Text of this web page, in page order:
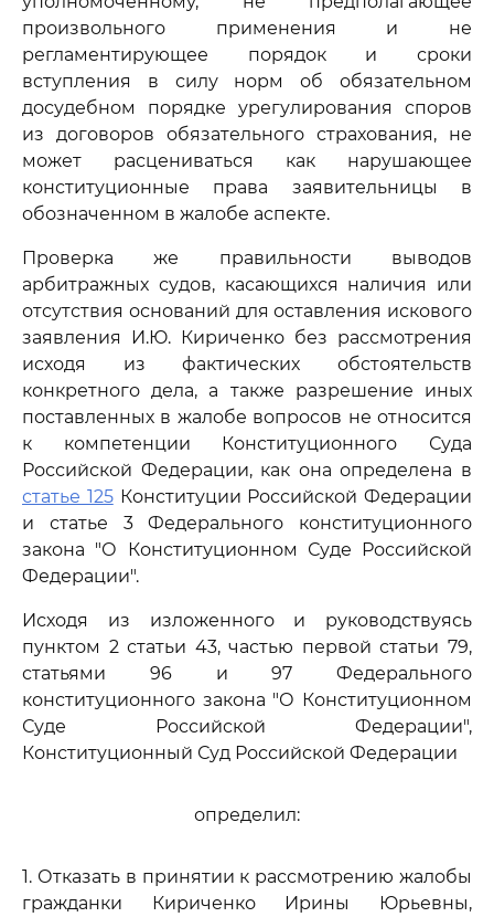
произвольного применения и не
регламентирующее порядок и сроки
вступления в силу норм об обязательном
досудебном порядке урегулирования споров
из договоров обязательного страхования, не
может расцениваться как нарушающее
конституционные права заявительницы в
обозначенном в жалобе аспекте.
Проверка же правильности выводов
арбитражных судов, касающихся наличия или
отсутствия оснований для оставления искового
заявления И.Ю. Кириченко без рассмотрения
исходя из фактических обстоятельств
конкретного дела, а также разрешение иных
поставленных в жалобе вопросов не относится
к компетенции Конституционного Суда
Российской Федерации, как она определена в
статье 125Конституции Российской Федерации
и статье 3 Федерального конституционного
закона "О Конституционном Суде Российской
Федерации".
Исходя из изложенного и руководствуясь
пунктом 2 статьи 43, частью первой статьи 79,
статьями 96 и 97 Федерального
конституционного закона "О Конституционном
Суде Российской Федерации",
Конституционный Суд Российской Федерации
определил:
1. Отказать в принятии к рассмотрению жалобы
гражданки Кириченко Ирины Юрьевны,